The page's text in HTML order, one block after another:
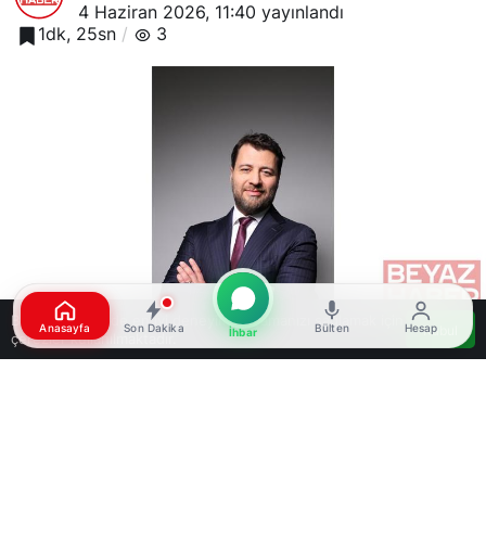
4 Haziran 2026, 11:40 yayınlandı
1dk, 25sn
3
Bu web sitesinde en iyi deneyimi yaşamanızı sağlamak için
çerezler kullanılmaktadır.
Kabul
Anasayfa Son Dakika İhbar Bülten Hesap